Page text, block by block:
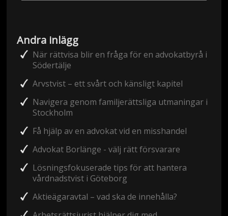
Andra inlägg
När rättvisa blir en fråga för en advokatbyrå i
Södertälje
Arvstvist – ett svårt och känsligt kapitel
Navigera genom familjerättsliga utmaningar i
Stockholm
Få hjälp av en advokat vid en misshandel
Advokat Borlänge - välj rätt försvarare
Lösningsfokuserade tips för att hantera
vårdnadstvist i Göteborg
Aktieägaravtal – vad ska de innehålla?